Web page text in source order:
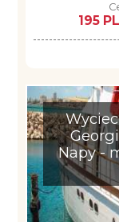
195
Napy -